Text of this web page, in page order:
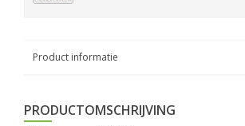
Product informatie
PRODUCTOMSCHRIJVING